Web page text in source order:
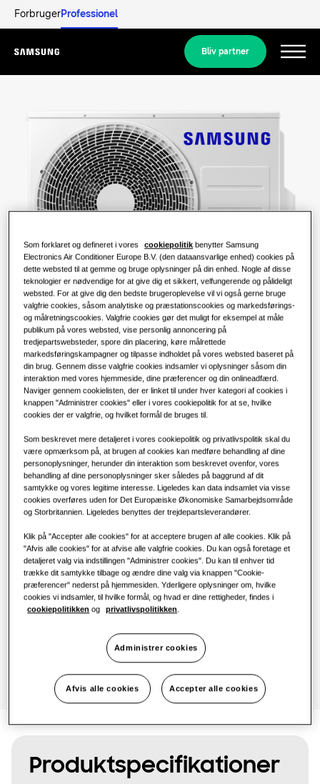
ForbrugerProfessionel
Menu
Bliv partner
Produkter
Populære produkter
Vores løsninger
LØSNINGER TIL DIT HJEM
Varmepumpeløsninger
LØSNINGER TIL ERHVERVSBYGNINGER
Løsninger til klimaanlæg
Fjernbetjeninger
Udforsk
LØSNINGER TIL BOLIGER
Hvad er en varmepumpe, og hvordan
fungerer den?
Fordele ved en varmepumpe
Hvad er et klimaanlæg, og hvordan
fungerer det?
LØSNINGER TIL ERHVERV
Hoteller
Detail
Kontor
Bæredygtighed
One Samsung
SmartThings Pro
Professionelle
Samsung
KAPACITET: 8.0KW OPVARMNING: KØLING
FJM Udendørs
AJ080TXJ4KG/EU
Tilgængelig kapacitet
4.0KW 5.0KW 5.2KW 6.8KW
8.0KW 10.0KW
Tilgængelig strøm
Kontakt Samsung
Produktspecifikationer
Som forklaret og defineret i vores cookiepolitik benytter Samsung
Electronics Air Conditioner Europe B.V. (den dataansvarlige enhed) cookies på
dette websted til at gemme og bruge oplysninger på din enhed. Nogle af disse
teknologier er nødvendige for at give dig et sikkert, velfungerende og pålideligt
websted. For at give dig den bedste brugeroplevelse vil vi også gerne bruge
valgfrie cookies, såsom analytiske og præstationscookies og markedsførings-
og målretningscookies. Valgfrie cookies gør det muligt for eksempel at måle
publikum på vores websted, vise personlig annoncering på
tredjepartswebsteder, spore din placering, køre målrettede
markedsføringskampagner og tilpasse indholdet på vores websted baseret på
din brug. Gennem disse valgfrie cookies indsamler vi oplysninger såsom din
interaktion med vores hjemmeside, dine præferencer og din onlineadfærd.
Naviger gennem cookielisten, der er linket til under hver kategori af cookies i
knappen "Administrer cookies" eller i vores cookiepolitik for at se, hvilke
cookies der er valgfrie, og hvilket formål de bruges til.
Som beskrevet mere detaljeret i vores cookiepolitik og privatlivspolitik skal du
være opmærksom på, at brugen af cookies kan medføre behandling af dine
personoplysninger, herunder din interaktion som beskrevet ovenfor, vores
behandling af dine personoplysninger sker således på baggrund af dit
samtykke og vores legitime interesse. Ligeledes kan data indsamlet via visse
cookies overføres uden for Det Europæiske Økonomiske Samarbejdsområde
og Storbritannien. Ligeledes benyttes der trejdepartsleverandører.
Klik på "Accepter alle cookies" for at acceptere brugen af alle cookies. Klik på
"Afvis alle cookies" for at afvise alle valgfrie cookies. Du kan også foretage et
detaljeret valg via indstillingen "Administrer cookies". Du kan til enhver tid
trække dit samtykke tilbage og ændre dine valg via knappen "Cookie-
præferencer" nederst på hjemmesiden. Yderligere oplysninger om, hvilke
cookies vi indsamler, til hvilke formål, og hvad er dine rettigheder, findes i
cookiepolitikken og privatlivspolitikken
Administrer cookies
Afvis alle cookies Accepter alle cookies